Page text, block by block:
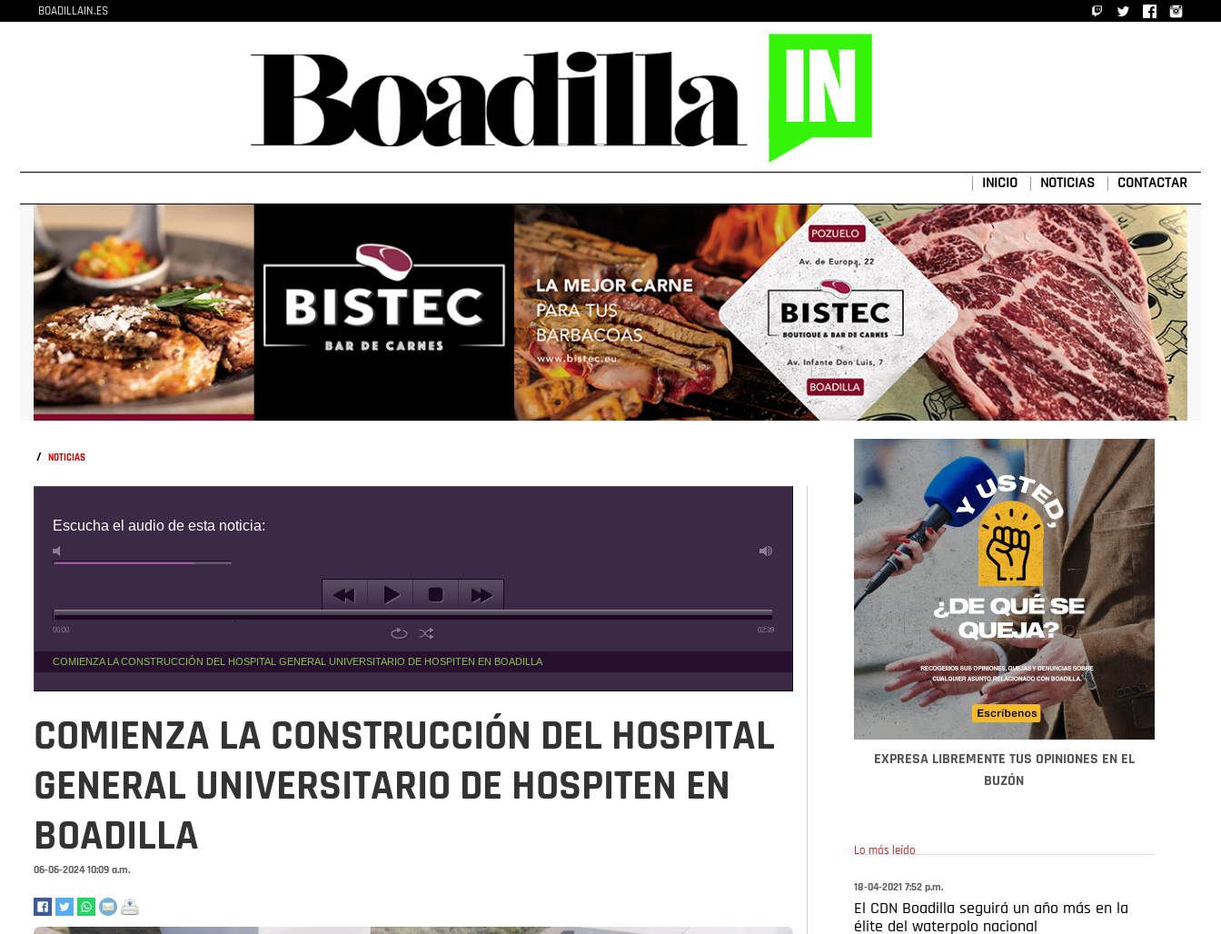
BOADILLAIN.ES
INICIO NOTICIAS CONTACTAR
/ NOTICIAS
Escucha el audio de esta noticia:
00:00 02:39
COMIENZA LA CONSTRUCCIÓN DEL HOSPITAL GENERAL UNIVERSITARIO DE HOSPITEN EN BOADILLA
COMIENZA LA CONSTRUCCIÓN DEL HOSPITAL
GENERAL UNIVERSITARIO DE HOSPITEN EN
BOADILLA
06-06-2024 10:09 a.m.
EXPRESA LIBREMENTE TUS OPINIONES EN EL
BUZÓN
Lo más leído
18-04-2021 7:52 p.m.
El CDN Boadilla seguirá un año más en la
élite del waterpolo nacional